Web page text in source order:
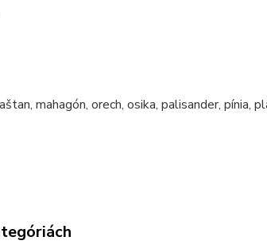
mahagón, orech, osika, palisander, pínia,